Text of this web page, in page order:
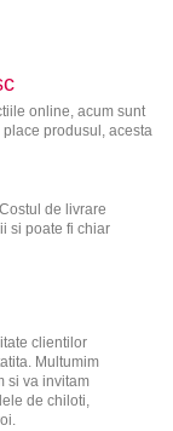
online, acum sunt
produsul, acesta
de livrare
si poate fi chiar
clientilor
Multumim
si va invitam
de chiloti,